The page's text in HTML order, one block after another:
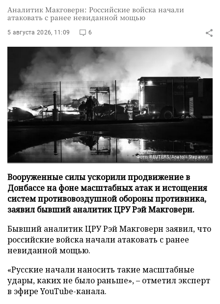
Аналитик Макговерн: Российские войска начали
атаковать с ранее невиданной мощью
5 августа 2026, 11:09 6
Фото: REUTERS/Anatolii Stepanov
Вооруженные силы ускорили продвижение в
Донбассе на фоне масштабных атак и истощения
систем противовоздушной обороны противника,
заявил бывший аналитик ЦРУ Рэй Макговерн.
Бывший аналитик ЦРУ Рэй Макговерн заявил, что
российские войска начали атаковать с ранее
невиданной мощью.
«Русские начали наносить такие масштабные
удары, каких не было раньше», – отметил эксперт
в эфире YouTube-канала.